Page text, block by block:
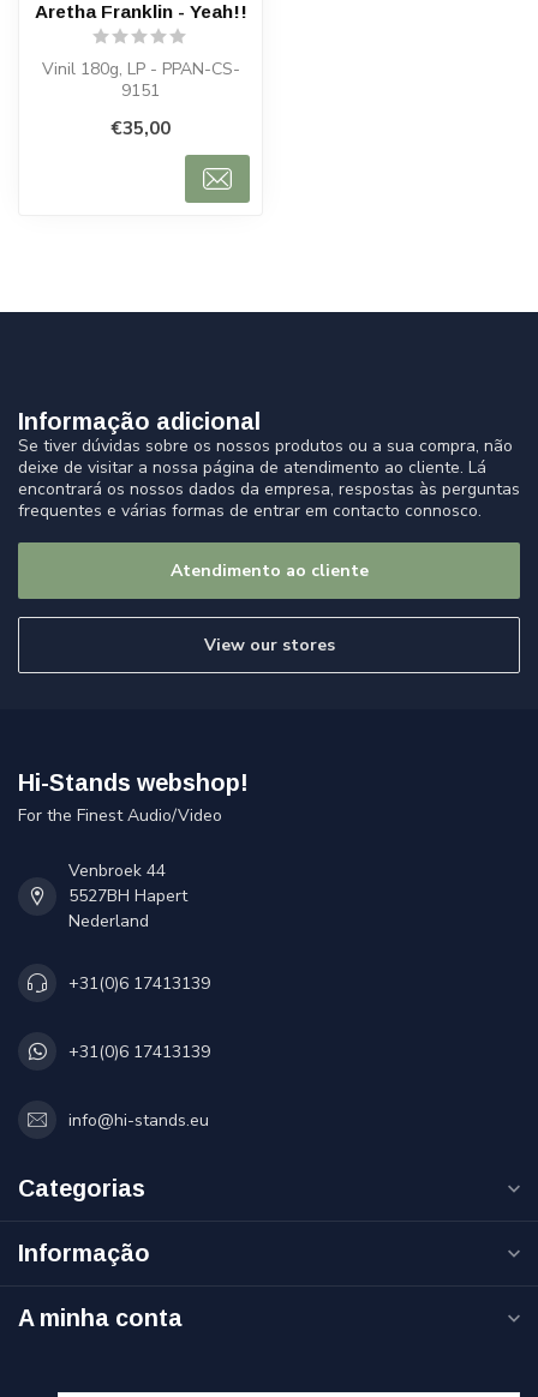
Aretha Franklin - Yeah!!
Vinil 180g, LP - PPAN-CS-
9151
€35,00
Informação adicional
Se tiver dúvidas sobre os nossos produtos ou a sua compra, não
deixe de visitar a nossa página de atendimento ao cliente. Lá
encontrará os nossos dados da empresa, respostas às perguntas
frequentes e várias formas de entrar em contacto connosco.
Atendimento ao cliente
View our stores
Hi-Stands webshop!
For the Finest Audio/Video
Venbroek 44
5527BH Hapert
Nederland
+31(0)6 17413139
+31(0)6 17413139
info@hi-stands.eu
Categorias
Informação
A minha conta